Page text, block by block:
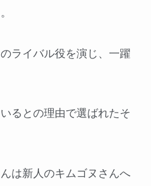
ライバル役を演じ、一躍
るとの理由で選ばれたそ
は新人のキムゴヌさんへ